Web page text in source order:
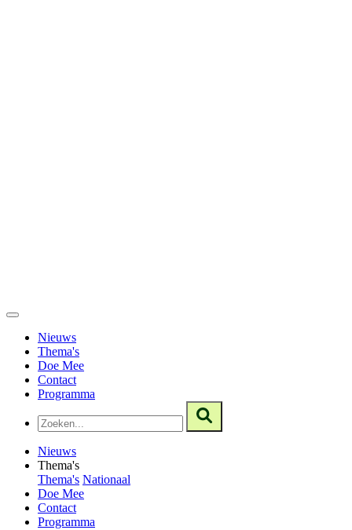
Nieuws
Thema's
Doe Mee
Contact
Programma
Nieuws
Thema's
Thema's Nationaal
Doe Mee
Contact
Programma